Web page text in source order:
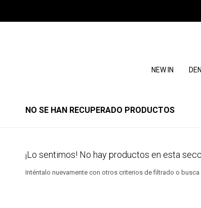
NEW IN
NO SE HAN RECUPERADO PRODUCTOS
¡Lo sentimos! No hay productos en esta
Inténtalo nuevamente con otros criterios de filtrado o